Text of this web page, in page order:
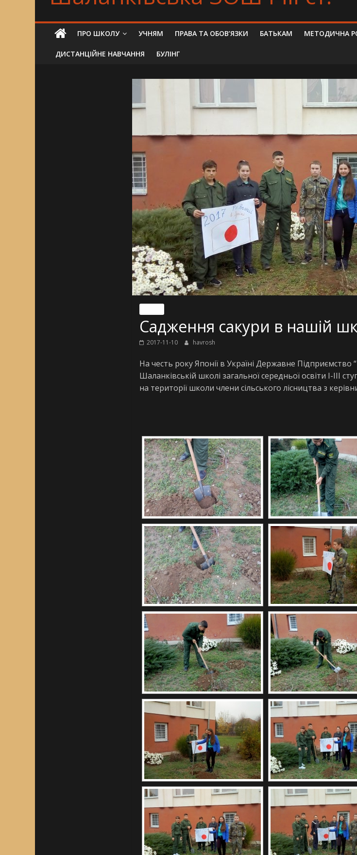
ПРО ШКОЛУ УЧНЯМ ПРАВА ТА ОБОВ’ЯЗКИ БАТЬКАМ МЕТОДИЧНА
ДИСТАНЦІЙНЕ НАВЧАННЯ БУЛІНГ
Садження сакури в нашій
2017-11-10 havrosh
На честь року Японії в Україні Державне Підприємство
Шаланківській школі загальної середньої освіти І-ІІІ
на території школи члени сільського лісництва з